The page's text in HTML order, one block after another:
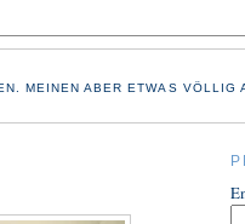
MEINEN ABER ETWAS VÖLLIG